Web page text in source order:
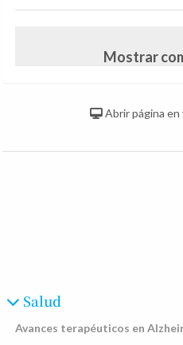
Mostrar
Abrir página en
Salud
Avances terapéuticos en